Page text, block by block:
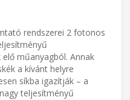
rendszerei 2 fotonos
műanyagból. Annak
a kívánt helyre
síkba igazítják – a
teljesítményű